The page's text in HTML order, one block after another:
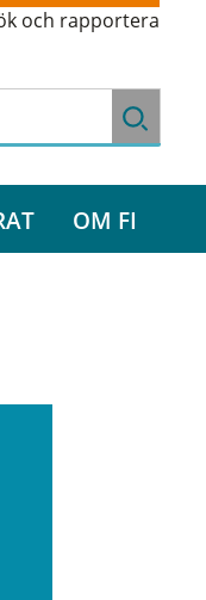
och rapportera
OM FI